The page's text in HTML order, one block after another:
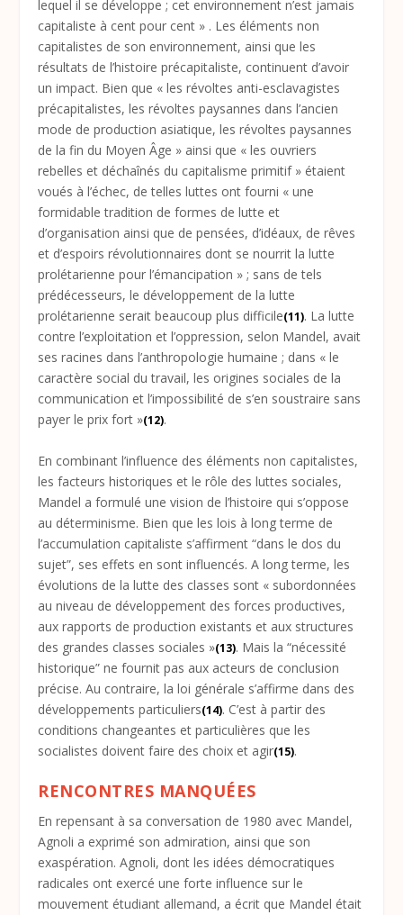
lequel il se développe ; cet environnement n’est jamais
capitaliste à cent pour cent » . Les éléments non
capitalistes de son environnement, ainsi que les
résultats de l’histoire précapitaliste, continuent d’avoir
un impact. Bien que « les révoltes anti-esclavagistes
précapitalistes, les révoltes paysannes dans l’ancien
mode de production asiatique, les révoltes paysannes
de la fin du Moyen Âge » ainsi que « les ouvriers
rebelles et déchaînés du capitalisme primitif » étaient
voués à l’échec, de telles luttes ont fourni « une
formidable tradition de formes de lutte et
d’organisation ainsi que de pensées, d’idéaux, de rêves
et d’espoirs révolutionnaires dont se nourrit la lutte
prolétarienne pour l’émancipation » ; sans de tels
prédécesseurs, le développement de la lutte
prolétarienne serait beaucoup plus difficile(11). La lutte
contre l’exploitation et l’oppression, selon Mandel, avait
ses racines dans l’anthropologie humaine ; dans « le
caractère social du travail, les origines sociales de la
communication et l’impossibilité de s’en soustraire sans
payer le prix fort »(12).
En combinant l’influence des éléments non capitalistes,
les facteurs historiques et le rôle des luttes sociales,
Mandel a formulé une vision de l’histoire qui s’oppose
au déterminisme. Bien que les lois à long terme de
l’accumulation capitaliste s’affirment “dans le dos du
sujet”, ses effets en sont influencés. A long terme, les
évolutions de la lutte des classes sont « subordonnées
au niveau de développement des forces productives,
aux rapports de production existants et aux structures
des grandes classes sociales »(13). Mais la “nécessité
historique” ne fournit pas aux acteurs de conclusion
précise. Au contraire, la loi générale s’affirme dans des
développements particuliers(14). C’est à partir des
conditions changeantes et particulières que les
socialistes doivent faire des choix et agir(15).
RENCONTRES MANQUÉES
En repensant à sa conversation de 1980 avec Mandel,
Agnoli a exprimé son admiration, ainsi que son
exaspération. Agnoli, dont les idées démocratiques
radicales ont exercé une forte influence sur le
mouvement étudiant allemand, a écrit que Mandel était